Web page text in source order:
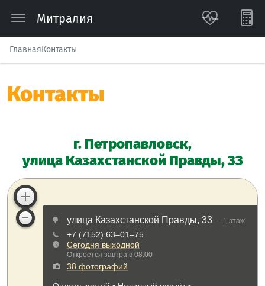
Митралия
ГлавнаяКонтакты
Контакты
г. Петропавловск,
улица Казахстанской Правды, 33